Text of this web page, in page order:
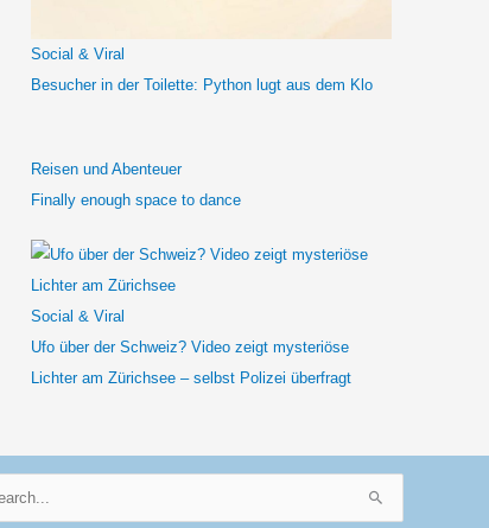
h
Social & Viral
Besucher in der Toilette: Python lugt aus dem Klo
Reisen und Abenteuer
Finally enough space to dance
Social & Viral
Ufo über der Schweiz? Video zeigt mysteriöse
Lichter am Zürichsee – selbst Polizei überfragt